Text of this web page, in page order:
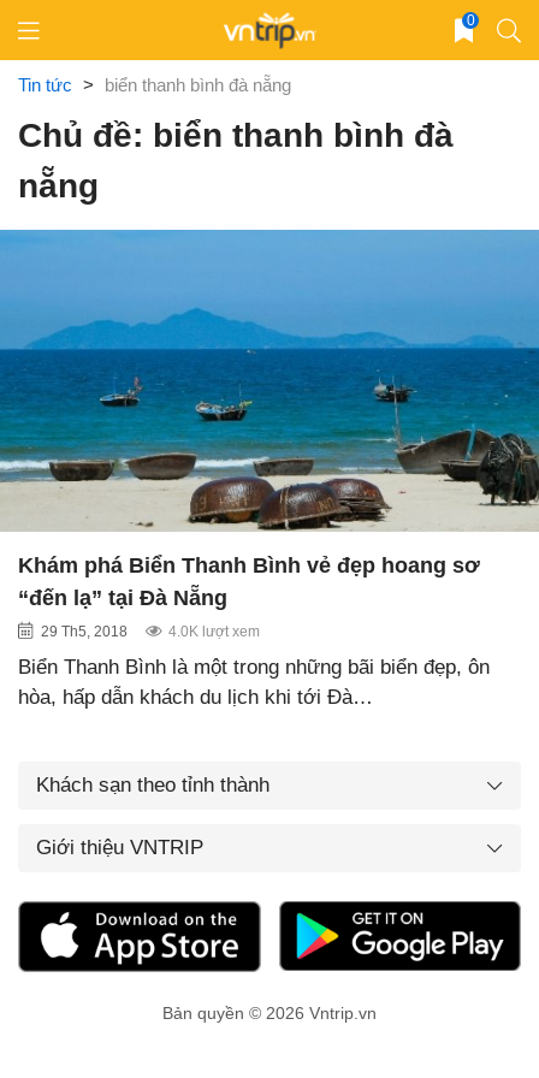
content
0
Tin tức > biển thanh bình đà nẵng
Chủ đề: biển thanh bình đà
nẵng
Khám phá Biển Thanh Bình vẻ đẹp hoang sơ
“đến lạ” tại Đà Nẵng
29 Th5, 2018 4.0K lượt xem
Biển Thanh Bình là một trong những bãi biển đẹp, ôn
hòa, hấp dẫn khách du lịch khi tới Đà…
Khách sạn theo tỉnh thành
Giới thiệu VNTRIP
Bản quyền © 2026 Vntrip.vn